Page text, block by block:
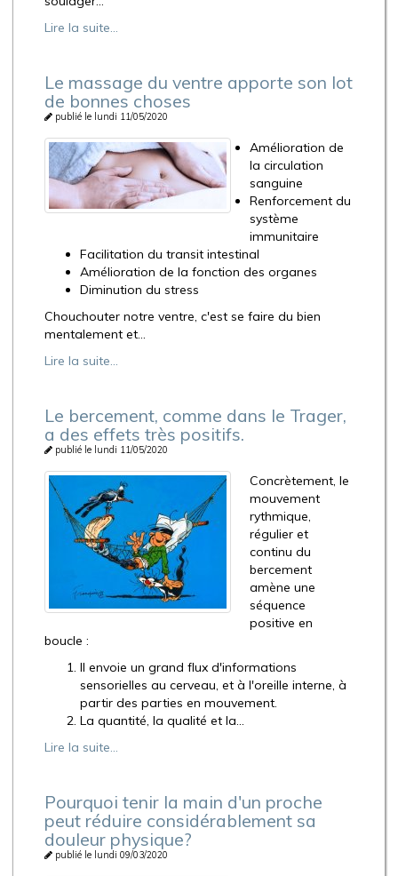
Lire la suite...
Le massage du ventre apporte son lot
de bonnes choses
publié le lundi 11/05/2020
Amélioration de
la circulation
sanguine
Renforcement du
système
immunitaire
Facilitation du transit intestinal
Amélioration de la fonction des organes
Diminution du stress
Chouchouter notre ventre, c'est se faire du bien
mentalement et...
Lire la suite...
Le bercement, comme dans le Trager,
a des effets très positifs.
publié le lundi 11/05/2020
Concrètement, le
mouvement
rythmique,
régulier et
continu du
bercement
amène une
séquence
positive en
boucle :
Il envoie un grand flux d'informations
sensorielles au cerveau, et à l'oreille interne, à
partir des parties en mouvement.
La quantité, la qualité et la...
Lire la suite...
Pourquoi tenir la main d'un proche
peut réduire considérablement sa
douleur physique?
publié le lundi 09/03/2020